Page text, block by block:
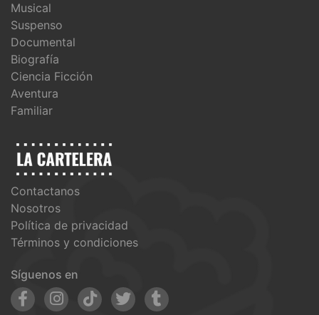
Musical
Suspenso
Documental
Biografía
Ciencia Ficción
Aventura
Familiar
Contactanos
Nosotros
Política de privacidad
Términos y condiciones
Síguenos en